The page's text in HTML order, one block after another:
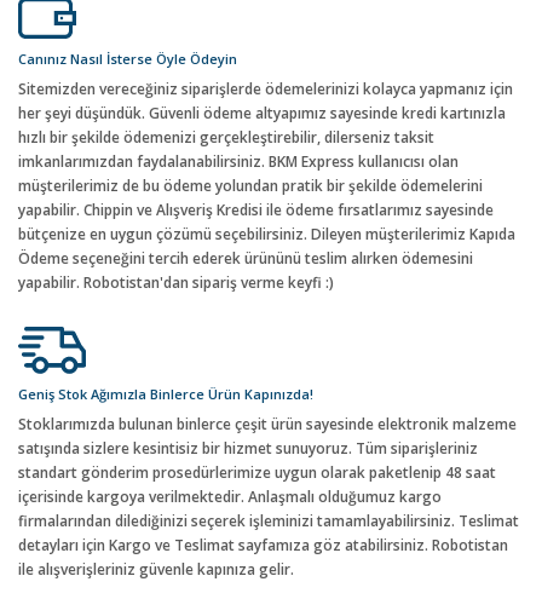
Canınız Nasıl İsterse Öyle Ödeyin
Sitemizden vereceğiniz siparişlerde ödemelerinizi kolayca yapmanız için
her şeyi düşündük. Güvenli ödeme altyapımız sayesinde kredi kartınızla
hızlı bir şekilde ödemenizi gerçekleştirebilir, dilerseniz taksit
imkanlarımızdan faydalanabilirsiniz. BKM Express kullanıcısı olan
müşterilerimiz de bu ödeme yolundan pratik bir şekilde ödemelerini
yapabilir. Chippin ve Alışveriş Kredisi ile ödeme fırsatlarımız sayesinde
bütçenize en uygun çözümü seçebilirsiniz. Dileyen müşterilerimiz Kapıda
Ödeme seçeneğini tercih ederek ürününü teslim alırken ödemesini
yapabilir. Robotistan'dan sipariş verme keyfi :)
Geniş Stok Ağımızla Binlerce Ürün Kapınızda!
Stoklarımızda bulunan binlerce çeşit ürün sayesinde elektronik malzeme
satışında sizlere kesintisiz bir hizmet sunuyoruz. Tüm siparişleriniz
standart gönderim prosedürlerimize uygun olarak paketlenip 48 saat
içerisinde kargoya verilmektedir. Anlaşmalı olduğumuz kargo
firmalarından dilediğinizi seçerek işleminizi tamamlayabilirsiniz. Teslimat
detayları için Kargo ve Teslimat sayfamıza göz atabilirsiniz. Robotistan
ile alışverişleriniz güvenle kapınıza gelir.